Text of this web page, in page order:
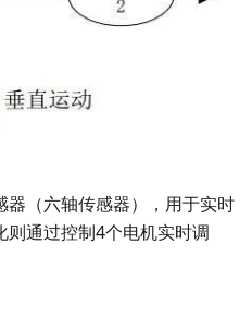
器（六轴传感器），用于实时
通过控制4个电机实时调